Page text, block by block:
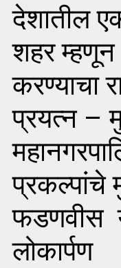
देशातील
शहर
करण्याचा
प्रयत्न –
प्रकल्पांचे
फडणवीस
लोकार्पण